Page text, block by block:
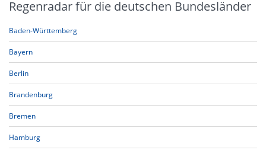
Regenradar für die deutschen Bundesländer
Baden-Württemberg
Bayern
Berlin
Brandenburg
Bremen
Hamburg